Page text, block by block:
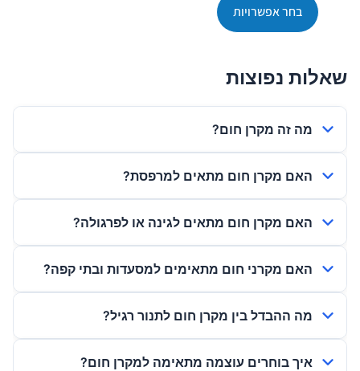
בחר אפשרויות
שאלות נפוצות
מה זה מקרן חום?
האם מקרן חום מתאים למרפסת?
האם מקרן חום מתאים לגינה או לפרגולה?
האם מקרני חום מתאימים למסעדות ובתי קפה?
מה ההבדל בין מקרן חום לתנור רגיל?
איך בוחרים עוצמה מתאימה למקרן חום?